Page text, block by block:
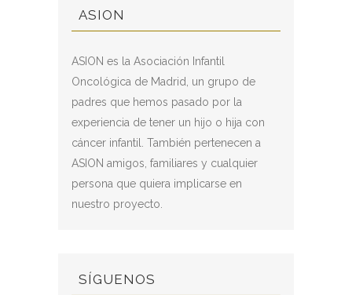
ASION
ASION es la Asociación Infantil
Oncológica de Madrid, un grupo de
padres que hemos pasado por la
experiencia de tener un hijo o hija con
cáncer infantil. También pertenecen a
ASION amigos, familiares y cualquier
persona que quiera implicarse en
nuestro proyecto.
SÍGUENOS